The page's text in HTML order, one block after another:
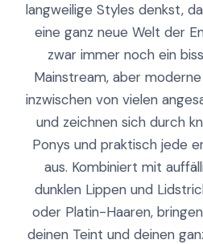
langweilige Styles denkst,
eine ganz neue Welt der
zwar immer noch ein
Mainstream, aber
inzwischen von vielen
und zeichnen sich durch
Ponys und praktisch jede
aus. Kombiniert mit
dunklen Lippen und
oder Platin-Haaren,
deinen Teint und deinen